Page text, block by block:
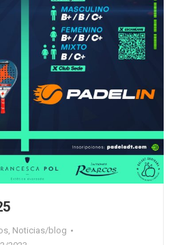
Noticias/blog